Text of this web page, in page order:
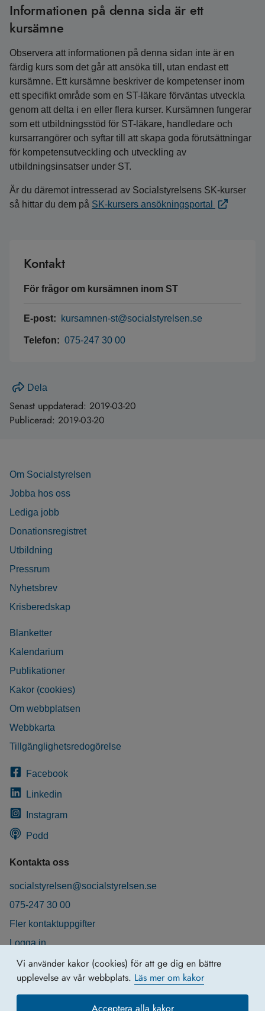
Vi använder kakor (cookies) för att ge dig en bättre
upplevelse av vår webbplats. Läs mer om kakor
Informationen på denna sida är ett
kursämne
Observera att informationen på denna sidan inte är en
färdig kurs som det går att ansöka till, utan endast ett
kursämne. Ett kursämne beskriver de kompetenser inom
ett specifikt område som en ST-läkare förväntas utveckla
genom att delta i en eller flera kurser. Kursämnen fungerar
som ett utbildningsstöd för ST-läkare, handledare och
kursarrangörer och syftar till att skapa goda förutsättningar
för kompetensutveckling och utveckling av
utbildningsinsatser under ST.
Är du däremot intresserad av Socialstyrelsens SK-kurser
så hittar du dem på SK-kursers ansökningsportal
Kontakt
För frågor om kursämnen inom ST
E-post: kursamnen-st@socialstyrelsen.se
Telefon: 075-247 30 00
Dela
Senast uppdaterad: 2019-03-20
Publicerad: 2019-03-20
Om Socialstyrelsen
Jobba hos oss
Lediga jobb
Donationsregistret
Utbildning
Pressrum
Nyhetsbrev
Krisberedskap
Blanketter
Kalendarium
Publikationer
Kakor (cookies)
Om webbplatsen
Webbkarta
Tillgänglighetsredogörelse
Facebook
Linkedin
Instagram
Podd
Kontakta oss
socialstyrelsen@socialstyrelsen.se
075-247 30 00
Fler kontaktuppgifter
Logga in
Behandling av personuppgifter